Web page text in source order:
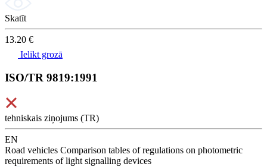
Skatīt
13.20 €
Ielikt grozā
ISO/TR 9819:1991
tehniskais ziņojums (TR)
EN
Road vehicles Comparison tables of regulations on photometric
requirements of light signalling devices